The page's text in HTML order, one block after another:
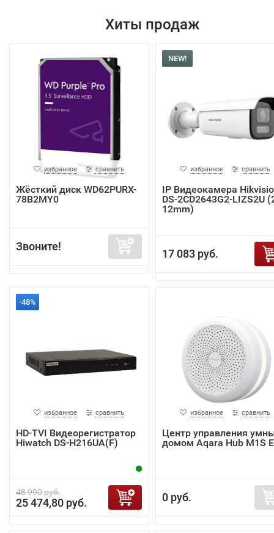
Хиты продаж
избранное сравнить
Жёсткий диск WD62PURX-
78B2MY0
Звоните!
NEW!
избранное сравнить
IP Видеокамера
DS-2CD2643G2-LIZS2U
12mm)
17 083 руб.
-48%
избранное сравнить
HD-TVI Видеорегистратор
Hiwatch DS-H216UA(F)
48 990 руб.
25 474,80 руб.
избранное сравнить
Центр управления
домом Aqara Hub M1S
0 руб.